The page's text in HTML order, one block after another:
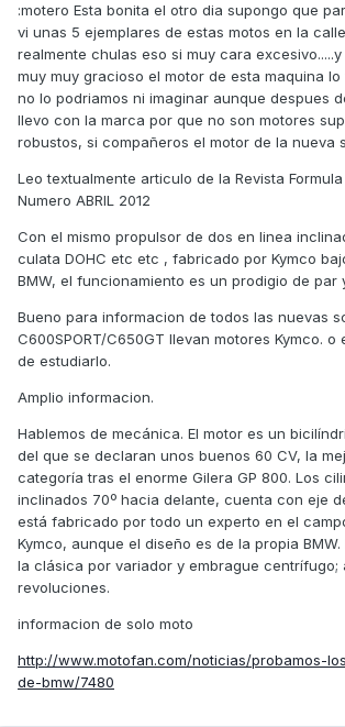
:motero Esta bonita el otro dia supongo que
vi unas 5 ejemplares de estas motos en la
realmente chulas eso si muy cara
muy muy gracioso el motor de esta maquina
no lo podriamos ni imaginar aunque despues
llevo con la marca por que no son motores
robustos, si compañeros el motor de la nueva
Leo textualmente articulo de la Revista
Numero ABRIL 2012
Con el mismo propulsor de dos en linea
culata DOHC etc etc , fabricado por Kymco
BMW, el funcionamiento es un prodigio de par
Bueno para informacion de todos las nuevas
C600SPORT/C650GT llevan motores Kymco.
de estudiarlo.
Amplio informacion.
Hablemos de mecánica. El motor es un
del que se declaran unos buenos 60 CV, la
categoría tras el enorme Gilera GP 800. Los
inclinados 70º hacia delante, cuenta con eje
está fabricado por todo un experto en el
Kymco, aunque el diseño es de la propia
la clásica por variador y embrague centrífugo;
revoluciones.
informacion de solo moto
http://www.motofan.com/noticias/probamos-
de-bmw/7480